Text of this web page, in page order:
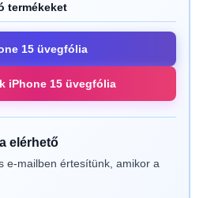
termékeket
15 üvegfólia
iPhone 15 üvegfólia
elérhető
e-mailben értesítünk, amikor a